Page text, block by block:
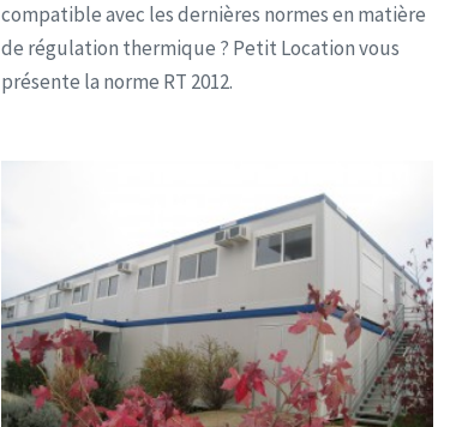
compatible avec les dernières normes en matière
de régulation thermique ? Petit Location vous
présente la norme RT 2012.